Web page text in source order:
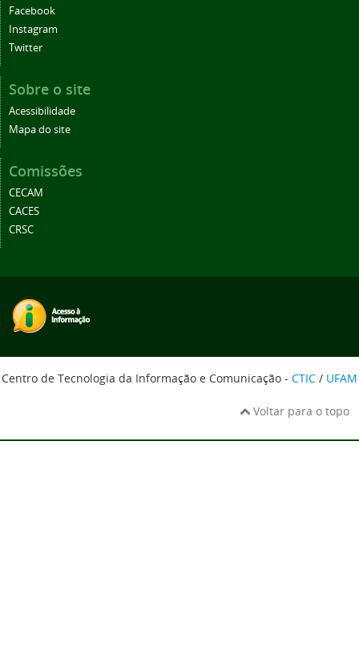
Facebook
Instagram
Twitter
Sobre o site
Acessibilidade
Mapa do site
Comissões
CECAM
CACES
CRSC
Centro de Tecnologia da Informação e Comunicação - CTIC / UFAM
Voltar para o topo